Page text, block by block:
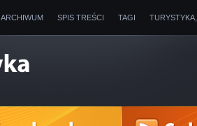
ARCHIWUM SPIS TREŚCI TAGI